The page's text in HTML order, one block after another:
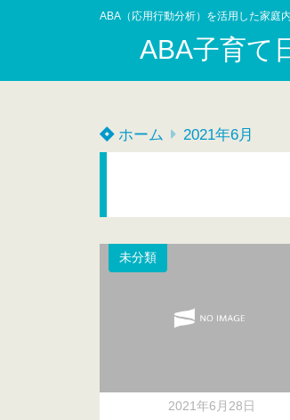
ABA（応用行動分析）を活用した家庭
ABA子育て
ホーム 2021年6月
未分類
2021年6月28日